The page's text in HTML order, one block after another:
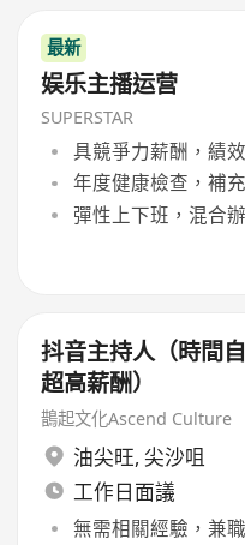
最新
娱乐主播运营
SUPERSTAR
具競爭力薪酬，績
年度健康檢查，補
彈性上下班，混合
抖音主持人（時間
超高薪酬）
鵲起文化Ascend Culture
油尖旺, 尖沙咀
工作日面議
無需相關經驗，兼